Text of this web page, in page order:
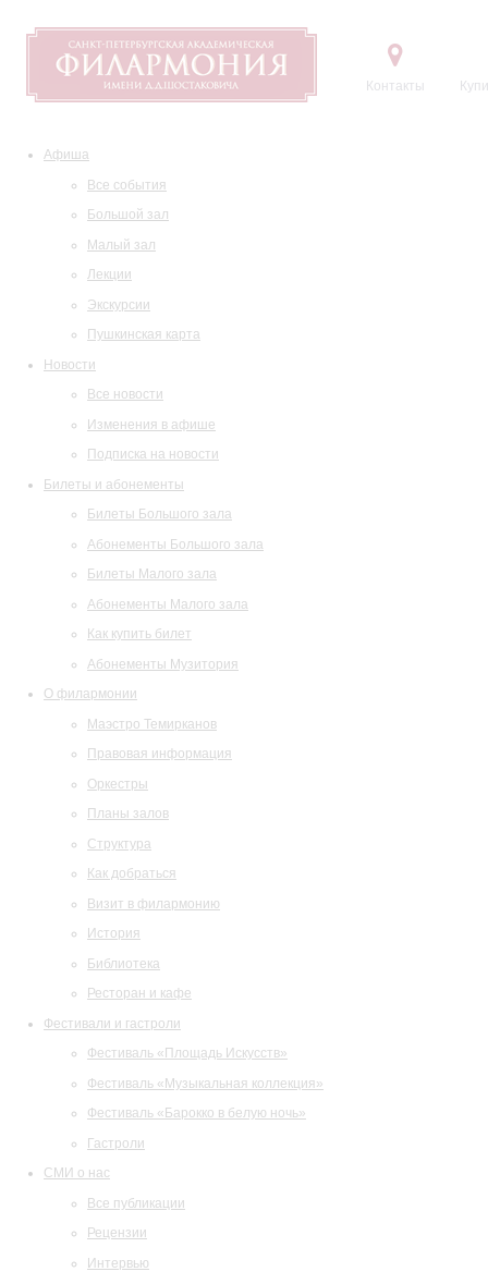
Контакты
Афиша
Все события
Большой зал
Малый зал
Лекции
Экскурсии
Пушкинская карта
Новости
Все новости
Изменения в афише
Подписка на новости
Билеты и абонементы
Билеты Большого зала
Абонементы Большого зала
Билеты Малого зала
Абонементы Малого зала
Как купить билет
Абонементы Музитория
О филармонии
Маэстро Темирканов
Правовая информация
Оркестры
Планы залов
Структура
Как добраться
Визит в филармонию
История
Библиотека
Ресторан и кафе
Фестивали и гастроли
Фестиваль «Площадь Искусств»
Фестиваль «Музыкальная коллекция»
Фестиваль «Барокко в белую ночь»
Гастроли
СМИ о нас
Все публикации
Рецензии
Интервью